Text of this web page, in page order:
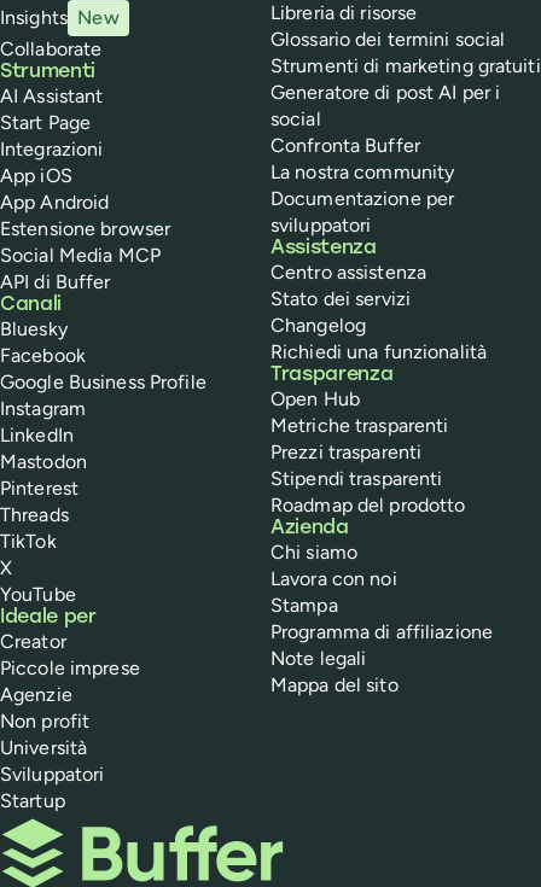
Insights New
Collaborate
Strumenti
AI Assistant
Start Page
Integrazioni
App iOS
App Android
Estensione browser
Social Media MCP
API di Buffer
Canali
Bluesky
Facebook
Google Business Profile
Instagram
LinkedIn
Mastodon
Pinterest
Threads
TikTok
X
YouTube
Ideale per
Creator
Piccole imprese
Agenzie
Non profit
Università
Sviluppatori
Startup
Libreria di risorse
Glossario dei termini social
Strumenti di marketing gratuiti
Generatore di post AI per i
social
Confronta Buffer
La nostra community
Documentazione per
sviluppatori
Assistenza
Centro assistenza
Stato dei servizi
Changelog
Richiedi una funzionalità
Trasparenza
Open Hub
Metriche trasparenti
Prezzi trasparenti
Stipendi trasparenti
Roadmap del prodotto
Azienda
Chi siamo
Lavora con noi
Stampa
Programma di affiliazione
Note legali
Mappa del sito
Buffer